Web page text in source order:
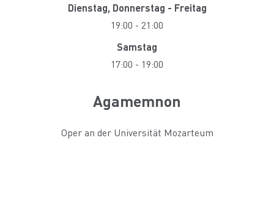
Dienstag, Donnerstag - Freitag
19:00 - 21:00
Samstag
17:00 - 19:00
Agamemnon
Oper an der Universität Mozarteum